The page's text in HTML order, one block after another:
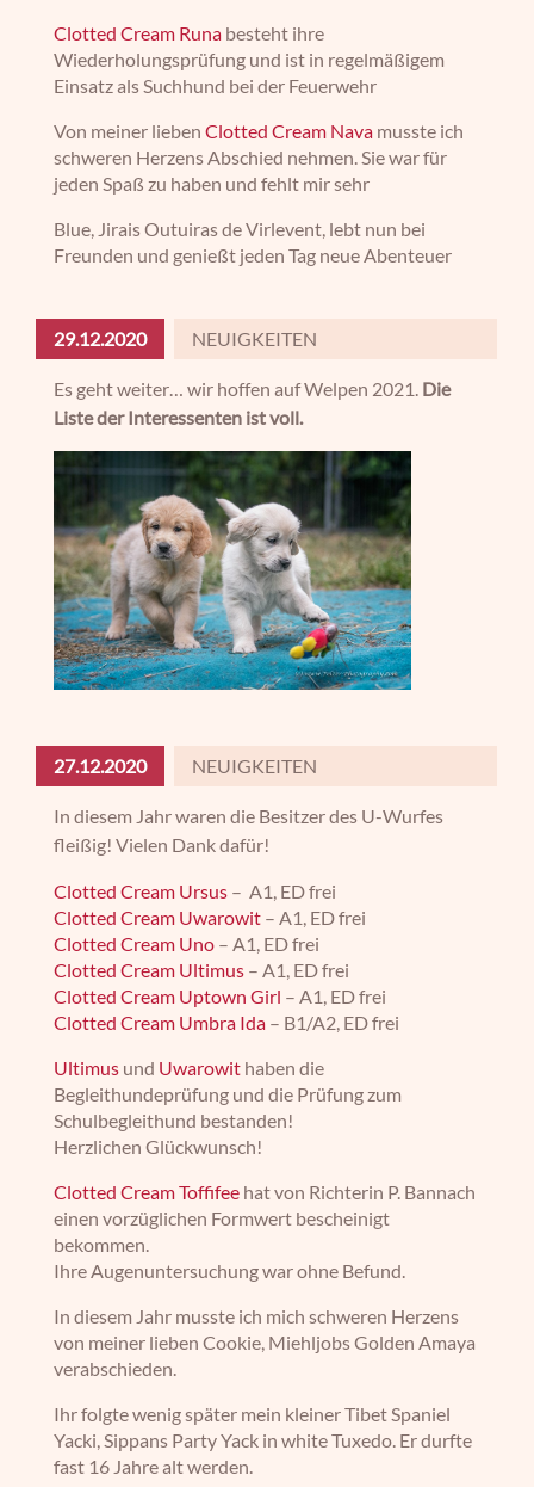
Clotted Cream Runa besteht ihre
Wiederholungsprüfung und ist in regelmäßigem
Einsatz als Suchhund bei der Feuerwehr
Von meiner liebenClotted Cream Nava musste ich
schweren Herzens Abschied nehmen. Sie war für
jeden Spaß zu haben und fehlt mir sehr
Blue, Jirais Outuiras de Virlevent, lebt nun bei
Freunden und genießt jeden Tag neue Abenteuer
29.12.2020 NEUIGKEITEN
Es geht weiter… wir hoffen auf Welpen 2021. Die
Liste der Interessenten ist voll.
27.12.2020 NEUIGKEITEN
In diesem Jahr waren die Besitzer des U-Wurfes
fleißig! Vielen Dank dafür!
Clotted Cream Ursus – A1, ED frei
Clotted Cream Uwarowit – A1, ED frei
Clotted Cream Uno – A1, ED frei
Clotted Cream Ultimus – A1, ED frei
Clotted Cream Uptown Girl – A1, ED frei
Clotted Cream Umbra Ida – B1/A2, ED frei
Ultimus und Uwarowit haben die
Begleithundeprüfung und die Prüfung zum
Schulbegleithund bestanden!
Herzlichen Glückwunsch!
Clotted Cream Toffifee hat von Richterin P. Bannach
einen vorzüglichen Formwert bescheinigt
bekommen.
Ihre Augenuntersuchung war ohne Befund.
In diesem Jahr musste ich mich schweren Herzens
von meiner lieben Cookie, Miehljobs Golden Amaya
verabschieden.
Ihr folgte wenig später mein kleiner Tibet Spaniel
Yacki, Sippans Party Yack in white Tuxedo. Er durfte
fast 16 Jahre alt werden.